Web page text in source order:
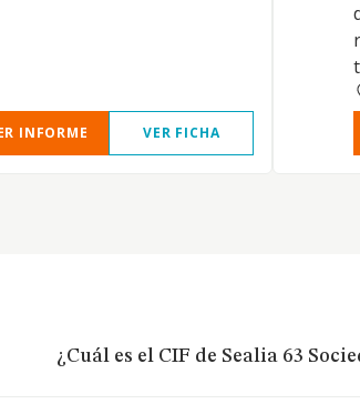
INFORME VER FICHA
¿Cuál es el CIF de Sealia 63